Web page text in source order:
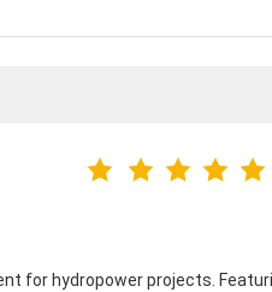
for hydropower projects.